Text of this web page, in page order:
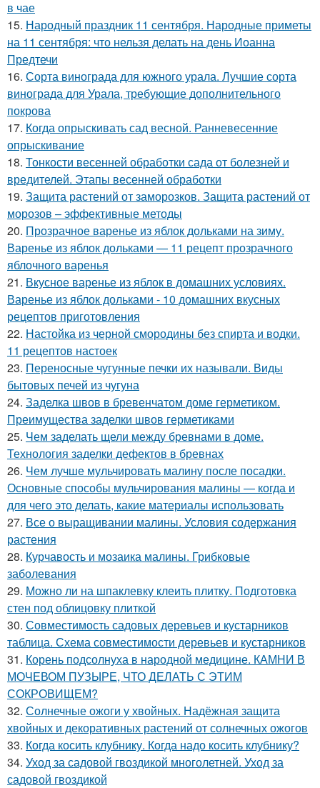
в чае
15. Народный праздник 11 сентября. Народные приметы
на 11 сентября: что нельзя делать на день Иоанна
Предтечи
16. Сорта винограда для южного урала. Лучшие сорта
винограда для Урала, требующие дополнительного
покрова
17. Когда опрыскивать сад весной. Ранневесенние
опрыскивание
18. Тонкости весенней обработки сада от болезней и
вредителей. Этапы весенней обработки
19. Защита растений от заморозков. Защита растений от
морозов – эффективные методы
20. Прозрачное варенье из яблок дольками на зиму.
Варенье из яблок дольками — 11 рецепт прозрачного
яблочного варенья
21. Вкусное варенье из яблок в домашних условиях.
Варенье из яблок дольками - 10 домашних вкусных
рецептов приготовления
22. Настойка из черной смородины без спирта и водки.
11 рецептов настоек
23. Переносные чугунные печки их называли. Виды
бытовых печей из чугуна
24. Заделка швов в бревенчатом доме герметиком.
Преимущества заделки швов герметиками
25. Чем заделать щели между бревнами в доме.
Технология заделки дефектов в бревнах
26. Чем лучше мульчировать малину после посадки.
Основные способы мульчирования малины — когда и
для чего это делать, какие материалы использовать
27. Все о выращивании малины. Условия содержания
растения
28. Курчавость и мозаика малины. Грибковые
заболевания
29. Можно ли на шпаклевку клеить плитку. Подготовка
стен под облицовку плиткой
30. Совместимость садовых деревьев и кустарников
таблица. Схема совместимости деревьев и кустарников
31. Корень подсолнуха в народной медицине. КАМНИ В
МОЧЕВОМ ПУЗЫРЕ, ЧТО ДЕЛАТЬ С ЭТИМ
СОКРОВИЩЕМ?
32. Солнечные ожоги у хвойных. Надёжная защита
хвойных и декоративных растений от солнечных ожогов
33. Когда косить клубнику. Когда надо косить клубнику?
34. Уход за садовой гвоздикой многолетней. Уход за
садовой гвоздикой